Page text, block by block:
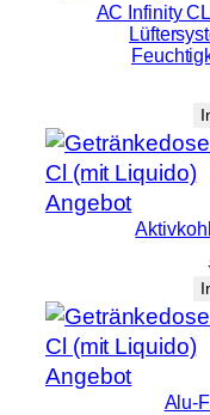
AC Infinity
AngebotProdukt
im
AngebotProdukt
Alu-